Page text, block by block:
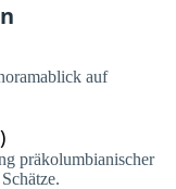
auf
präkolumbianischer